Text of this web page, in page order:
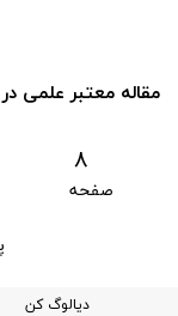
مقاله معتبر علمی
صفحه
۸
دیالوگ کن